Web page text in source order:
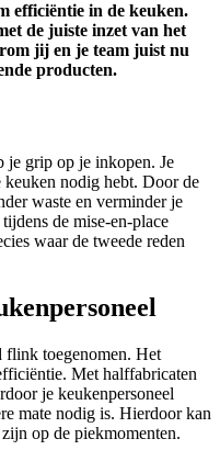
efficiëntie in de keuken.
de juiste inzet van het
jij en je team juist nu
producten.
je grip op je inkopen. Je
nodig hebt. Door de
waste en verminder je
de mise-en-place
waar de tweede reden
flink toegenomen. Het
Met halffabricaten
je keukenpersoneel
mate nodig is. Hierdoor kan
op de piekmomenten.